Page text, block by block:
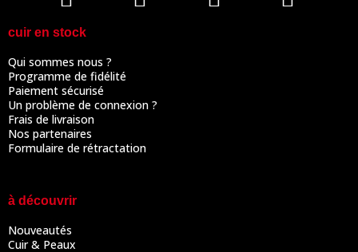
cuir en stock
Qui sommes nous ?
Programme de fidélité
Paiement sécurisé
Un problème de connexion ?
Frais de livraison
Nos partenaires
Formulaire de rétractation
à découvrir
Nouveautés
Cuir & Peaux